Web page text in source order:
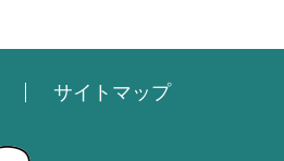
サイトマップ